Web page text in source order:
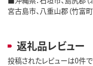
宮古島市、八重山郡（竹富町
返礼品レビュー
投稿されたレビューは0件で